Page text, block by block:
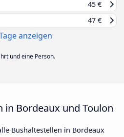
45 €
47 €
anzeigen
und eine Person.
in Bordeaux und Toulon
Bushaltestellen in Bordeaux